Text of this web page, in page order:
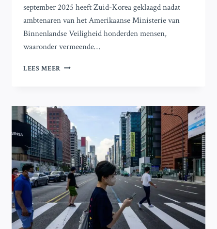
september 2025 heeft Zuid-Korea geklaagd nadat
ambtenaren van het Amerikaanse Ministerie van
Binnenlandse Veiligheid honderden mensen,
waaronder vermeende…
LEES MEER ZUID-
AANHOUDING
VAN
475
PERSONEN
BIJ
HYUNDAI-
FABRIEKSRAZZIA
IN
GEORGIA